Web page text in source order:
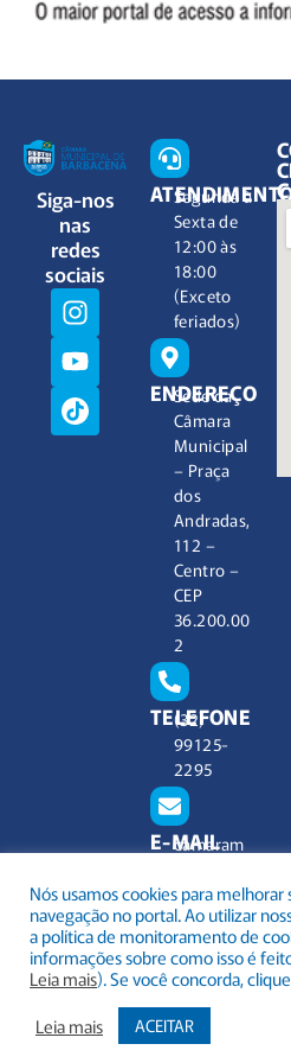
Siga-nos
nas
redes
sociais
Segunda à
Sexta de
12:00 às
18:00
(Exceto
feriados)
ENDEREÇO
Sede da
Câmara
Municipal
– Praça
dos
Andradas,
112 –
Centro –
CEP
36.200.00
2
TELEFONE
(32)
99125-
2295
E-MAIL
camaram
barbacen
a.mg.gov.
br
Todos os direitos reservados a
Nós usamos cookies para melhorar
navegação no portal. Ao utilizar
a política de monitoramento de
informações sobre como isso é
Leia mais). Se você concorda,
Leia mais
ACEITAR